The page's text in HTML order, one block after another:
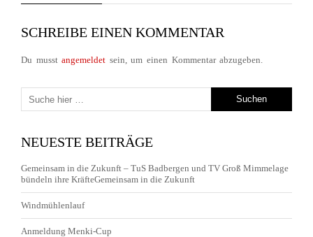
SCHREIBE EINEN KOMMENTAR
Du musstangemeldet sein, um einen Kommentar abzugeben.
NEUESTE BEITRÄGE
Gemeinsam in die Zukunft – TuS Badbergen und TV Groß Mimmelage
bündeln ihre KräfteGemeinsam in die Zukunft
Windmühlenlauf
Anmeldung Menki-Cup